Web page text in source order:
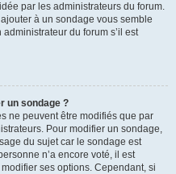
par les administrateurs du forum.
à un sondage vous semble
du forum s’il est
un sondage ?
ne peuvent être modifiés que par
Pour modifier un sondage,
du sujet car le sondage est
n’a encore voté, il est
ses options. Cependant, si